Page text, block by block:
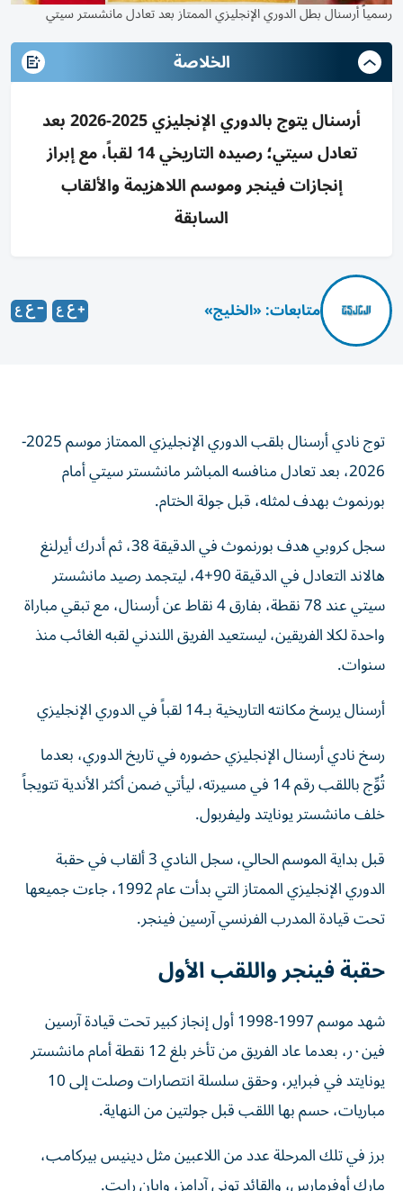
رسمياً أرسنال بطل الدوري الإنجليزي الممتاز بعد تعادل مانشستر سيتي
الخلاصة
أرسنال يتوج بالدوري الإنجليزي 2025-2026 بعد
تعادل سيتي؛ رصيده التاريخي 14 لقباً، مع إبراز
إنجازات فينجر وموسم اللاهزيمة والألقاب
السابقة
متابعات: «الخليج»
توج نادي أرسنال بلقب الدوري الإنجليزي الممتاز موسم 2025-
2026، بعد تعادل منافسه المباشر مانشستر سيتي أمام
بورنموث بهدف لمثله، قبل جولة الختام.
سجل كروبي هدف بورنموث في الدقيقة 38، ثم أدرك أيرلنغ
هالاند التعادل في الدقيقة 90+4، ليتجمد رصيد مانشستر
سيتي عند 78 نقطة، بفارق 4 نقاط عن أرسنال، مع تبقي مباراة
واحدة لكلا الفريقين، ليستعيد الفريق اللندني لقبه الغائب منذ
سنوات.
أرسنال يرسخ مكانته التاريخية بـ14 لقباً في الدوري الإنجليزي
رسخ نادي أرسنال الإنجليزي حضوره في تاريخ الدوري، بعدما
تُوِّج باللقب رقم 14 في مسيرته، ليأتي ضمن أكثر الأندية تتويجاً
خلف مانشستر يونايتد وليفربول.
قبل بداية الموسم الحالي، سجل النادي 3 ألقاب في حقبة
الدوري الإنجليزي الممتاز التي بدأت عام 1992، جاءت جميعها
تحت قيادة المدرب الفرنسي آرسين فينجر.
حقبة فينجر واللقب الأول
شهد موسم 1997-1998 أول إنجاز كبير تحت قيادة آرسين
فين٠ر، بعدما عاد الفريق من تأخر بلغ 12 نقطة أمام مانشستر
يونايتد في فبراير، وحقق سلسلة انتصارات وصلت إلى 10
مباريات، حسم بها اللقب قبل جولتين من النهاية.
برز في تلك المرحلة عدد من اللاعبين مثل دينيس بيركامب،